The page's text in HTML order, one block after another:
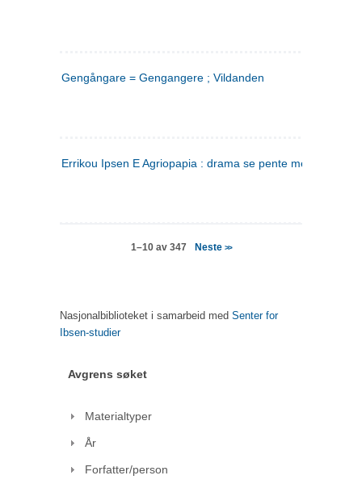
Gengångare = Gengangere ; Vildanden
Errikou Ipsen E Agriopapia : drama se pente mere
1–10 av 347 Neste >>
Nasjonalbiblioteket i samarbeid med Senter for
Ibsen-studier
Avgrens søket
Materialtyper
År
Forfatter/person